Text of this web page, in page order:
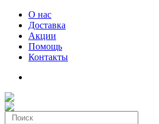
О нас
Доставка
Акции
Помощь
Контакты